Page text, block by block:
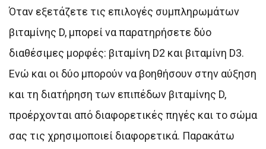
Όταν εξετάζετε τις επιλογές συμπληρωμάτων
βιταμίνης D, μπορεί να παρατηρήσετε δύο
διαθέσιμες μορφές: βιταμίνη D2 και βιταμίνη D3.
Ενώ και οι δύο μπορούν να βοηθήσουν στην αύξηση
και τη διατήρηση των επιπέδων βιταμίνης D,
προέρχονται από διαφορετικές πηγές και το σώμα
σας τις χρησιμοποιεί διαφορετικά. Παρακάτω